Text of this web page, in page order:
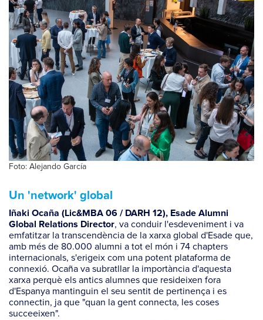
Foto: Alejando García
Un 'network' global
Iñaki Ocaña (Lic&MBA 06 / DARH 12), Esade Alumni
Global Relations Director, va conduir l'esdeveniment i va
emfatitzar la transcendència de la xarxa global d'Esade que,
amb més de 80.000 alumni a tot el món i 74 chapters
internacionals, s'erigeix com una potent plataforma de
connexió. Ocaña va subratllar la importància d'aquesta
xarxa perquè els antics alumnes que resideixen fora
d'Espanya mantinguin el seu sentit de pertinença i es
connectin, ja que "quan la gent connecta, les coses
succeeixen".